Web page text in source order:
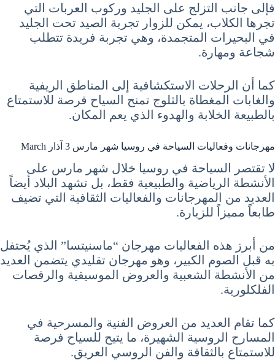
فإلى جانب التزلج على الجليد وركوب العربات التي
تجرها الكلاب، يمكن للزوار تجربة الصيد تحت الجليد
في البحيرات المتجمدة، وهي تجربة فريدة تتطلب
شجاعة ومهارة.
كما أن الرحلات الاستكشافية إلى المناطق الريفية
والغابات المغطاة بالثلوج تمنح السياح فرصة للاستمتاع
بالطبيعة الخلابة والهدوء الذي يعم المكان.
مهرجانات وفعاليات السياحة في روسيا شهر مارس 3 آذار March
لا تقتصر السياحة في روسيا خلال شهر مارس على
الأنشطة الرياضية والطبيعية فقط، بل تشهد البلاد أيضاً
العديد من المهرجانات والفعاليات الثقافية التي تضيف
طابعاً مميزاً للزيارة.
من أبرز هذه الفعاليات مهرجان “ماسنيتسا” الذي يُحتفل
به قبل الصوم الكبير، وهو مهرجان تقليدي يتضمن العديد
من الأنشطة الشعبية والعروض الموسيقية والرقصات
الفلكلورية.
كما تقام العديد من العروض الفنية والمسرحية في
المسارح الروسية الشهيرة، ما يتيح للسياح فرصة
للاستمتاع بالثقافة والفن الروسي العريق.